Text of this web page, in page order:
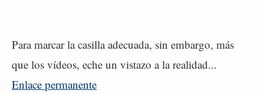
Para marcar la casilla adecuada, sin embargo, más
que los vídeos, eche un vistazo a la realidad...
Enlace permanente